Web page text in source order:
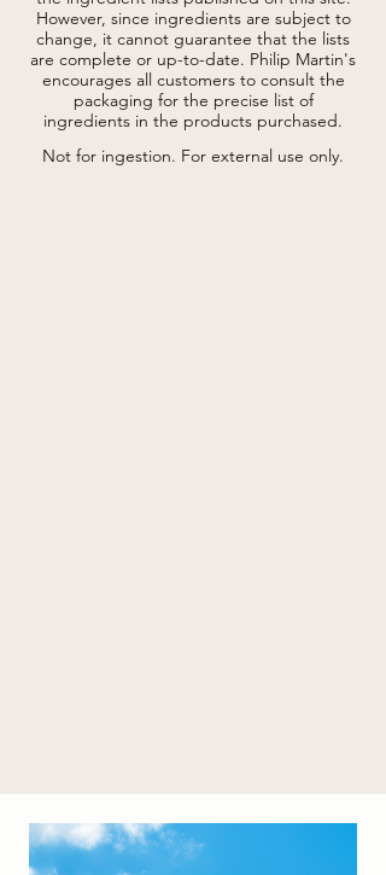
However, since ingredients are subject to
change, it cannot guarantee that the lists
are complete or up-to-date. Philip Martin's
encourages all customers to consult the
packaging for the precise list of
ingredients in the products purchased.
Not for ingestion. For external use only.